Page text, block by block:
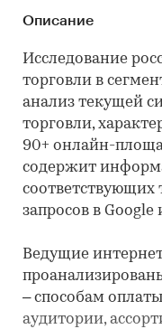
Описание
Исследование
торговли в
анализ текущей
торговли,
90+ онлайн-
содержит
соответствующих
запросов в Google
Ведущие
– способам
аудитории,